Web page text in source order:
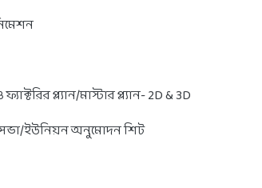
ফ্যাক্টরির প্ল্যান/মাস্টার প্ল্যান- 2D & 3D
ইউনিয়ন অনুমোদন শিট